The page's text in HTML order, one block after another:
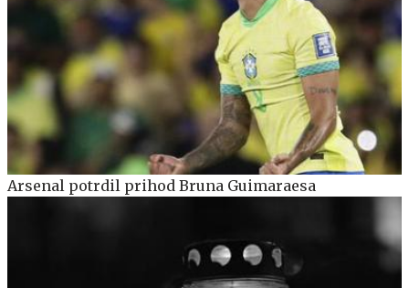
Arsenal potrdil prihod Bruna Guimaraesa